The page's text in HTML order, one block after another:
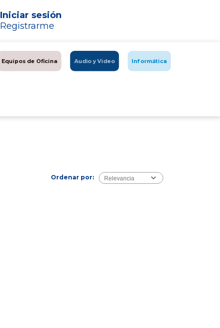
Iniciar sesión
Registrarme
Equipos de Oficina Audio y Video Informática
Ordenar por: Relevancia